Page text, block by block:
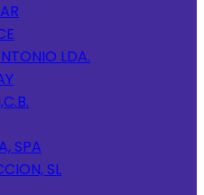
LDA.
SPA
SL